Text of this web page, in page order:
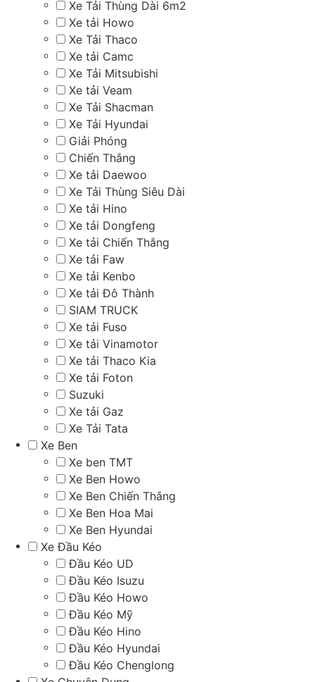
Xe Tải Thùng Dài 6m2
Xe tải Howo
Xe Tải Thaco
Xe tải Camc
Xe Tải Mitsubishi
Xe tải Veam
Xe Tải Shacman
Xe Tải Hyundai
Giải Phóng
Chiến Thắng
Xe tải Daewoo
Xe Tải Thùng Siêu Dài
Xe tải Hino
Xe tải Dongfeng
Xe tải Chiến Thắng
Xe tải Faw
Xe tải Kenbo
Xe tải Đô Thành
SIAM TRUCK
Xe tải Fuso
Xe tải Vinamotor
Xe tải Thaco Kia
Xe tải Foton
Suzuki
Xe tải Gaz
Xe Tải Tata
Xe Ben
Xe ben TMT
Xe Ben Howo
Xe Ben Chiến Thắng
Xe Ben Hoa Mai
Xe Ben Hyundai
Xe Đầu Kéo
Đầu Kéo UD
Đầu Kéo Isuzu
Đầu Kéo Howo
Đầu Kéo Mỹ
Đầu Kéo Hino
Đầu Kéo Hyundai
Đầu Kéo Chenglong